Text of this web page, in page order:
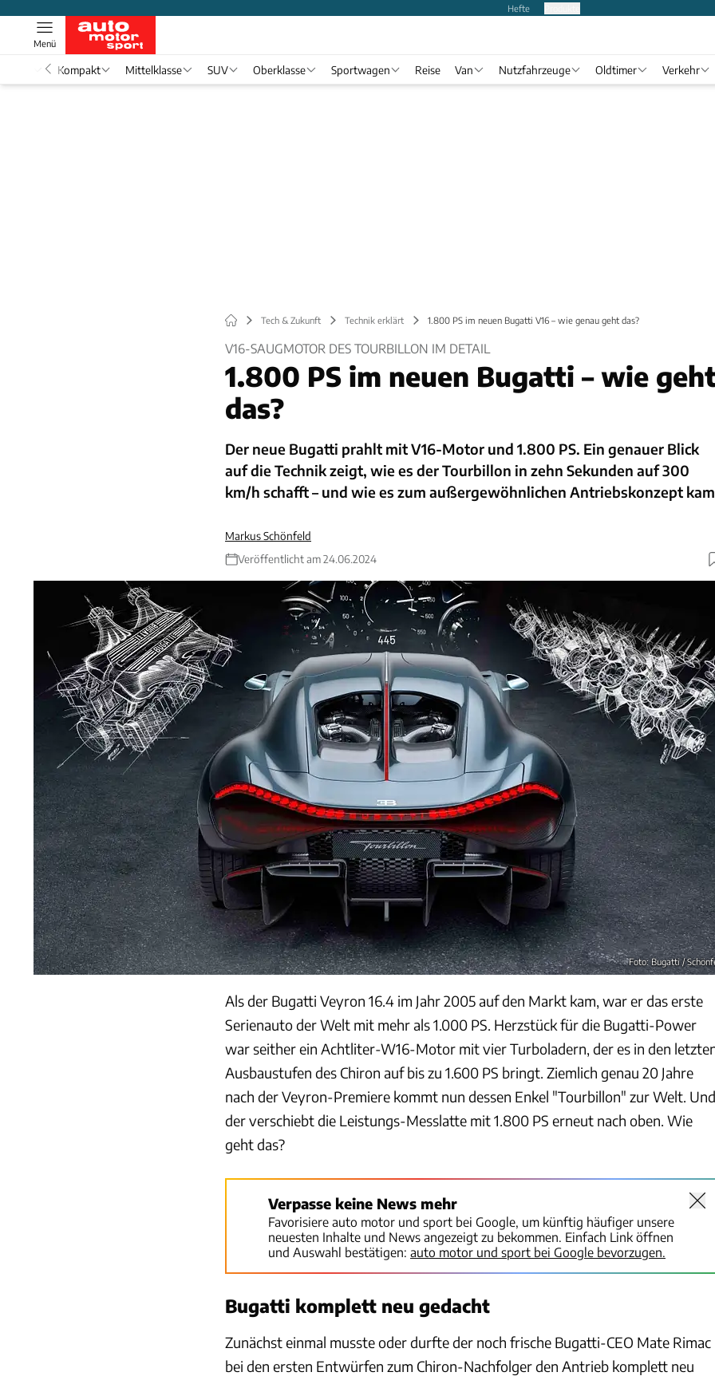
Hefte
Menü
Kompakt Mittelklasse SUV Oberklasse Sportwagen Reise Van Nutzfahrzeuge Oldtimer Verkehr
Tech & Zukunft Technik erklärt 1.800 PS im neuen Bugatti V16 – wie genau geht das?
V16-SAUGMOTOR DES TOURBILLON IM DETAIL
1.800 PS im neuen Bugatti – wie
das?
Der neue Bugatti prahlt mit V16-Motor und 1.800 PS. Ein genauer Blick
auf die Technik zeigt, wie es der Tourbillon in zehn Sekunden auf 300
km/h schafft – und wie es zum außergewöhnlichen Antriebskonzept
Markus Schönfeld
Veröffentlicht am 24.06.2024
Foto: Bugatti /
Als der Bugatti Veyron 16.4 im Jahr 2005 auf den Markt kam, war er das erste
Serienauto der Welt mit mehr als 1.000 PS. Herzstück für die Bugatti-Power
war seither ein Achtliter-W16-Motor mit vier Turboladern, der es in den
Ausbaustufen des Chiron auf bis zu 1.600 PS bringt. Ziemlich genau 20 Jahre
nach der Veyron-Premiere kommt nun dessen Enkel "Tourbillon" zur Welt. Und
der verschiebt die Leistungs-Messlatte mit 1.800 PS erneut nach oben. Wie
geht das?
Verpasse keine News mehr
Favorisiere auto motor und sport bei Google, um künftig häufiger unsere
neuesten Inhalte und News angezeigt zu bekommen. Einfach Link öffnen
und Auswahl bestätigen: auto motor und sport bei Google bevorzugen.
Bugatti komplett neu gedacht
Zunächst einmal musste oder durfte der noch frische Bugatti-CEO Mate Rimac
bei den ersten Entwürfen zum Chiron-Nachfolger den Antrieb komplett neu